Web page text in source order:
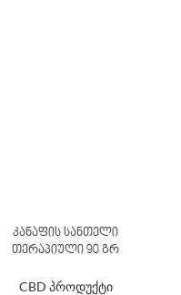
კანაფის სანთელი
თერაპიული 90 გრ
CBD პროდუქტი